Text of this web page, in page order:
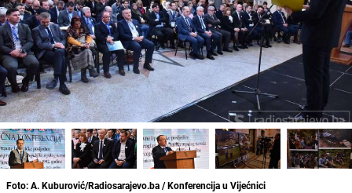
Foto: A. Kuburović/Radiosarajevo.ba / Konferencija u Vijećnici